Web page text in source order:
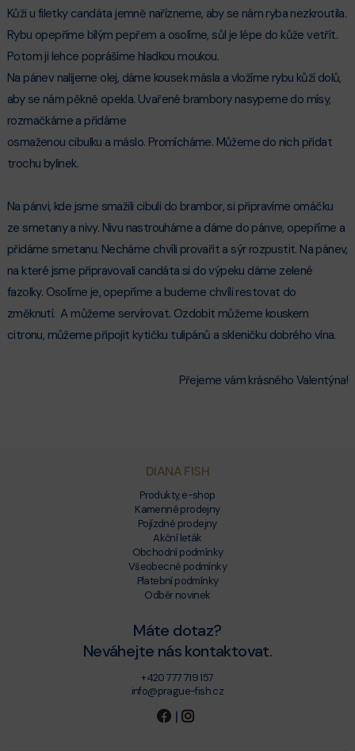
Kůži u filetky candáta jemně nařízneme, aby se nám ryba nezkroutila.
Rybu opepříme bílým pepřem a osolíme, sůl je lépe do kůže vetřít.
Potom ji lehce poprášíme hladkou moukou.
Na pánev nalijeme olej, dáme kousek másla a vložíme rybu kůží dolů,
aby se nám pěkně opekla. Uvařené brambory nasypeme do mísy,
rozmačkáme a přidáme
osmaženou cibulku a máslo. Promícháme. Můžeme do nich přidat
trochu bylinek.
Na pánvi, kde jsme smažili cibuli do brambor, si připravíme omáčku
ze smetany a nivy. Nivu nastrouháme a dáme do pánve, opepříme a
přidáme smetanu. Necháme chvíli provařit a sýr rozpustit. Na pánev,
na které jsme připravovali candáta si do výpeku dáme zelené
fazolky. Osolíme je, opepříme a budeme chvíli restovat do
změknutí. A můžeme servírovat. Ozdobit můžeme kouskem
citronu, můžeme připojit kytičku tulipánů a skleničku dobrého vína.
Přejeme vám krásného Valentýna!
DIANA FISH
Produkty, e-shop
Kamenné prodejny
Pojízdné prodejny
Akční leták
Obchodní podmínky
Všeobecné podmínky
Platební podmínky
Odběr novinek
Máte dotaz?
Neváhejte nás kontaktovat.
+420 777 719 157
info@prague-fish.cz
|